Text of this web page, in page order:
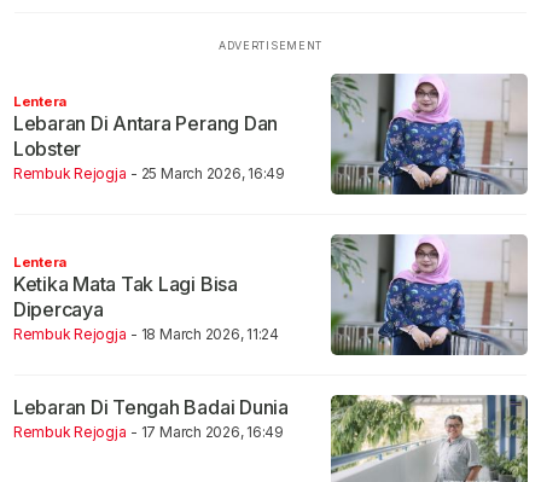
Lentera
Lebaran Di Antara Perang Dan
Lobster
Rembuk Rejogja - 25 March 2026, 16:49
Lentera
Ketika Mata Tak Lagi Bisa
Dipercaya
Rembuk Rejogja - 18 March 2026, 11:24
Lebaran Di Tengah Badai Dunia
Rembuk Rejogja - 17 March 2026, 16:49